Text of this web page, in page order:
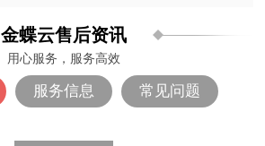
金蝶云售后资讯
用心服务，服务高效
服务信息 常见问题